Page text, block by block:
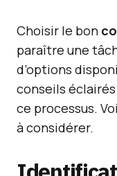
Choisir le bon
paraître une
d’options
conseils
ce processus.
à considérer.